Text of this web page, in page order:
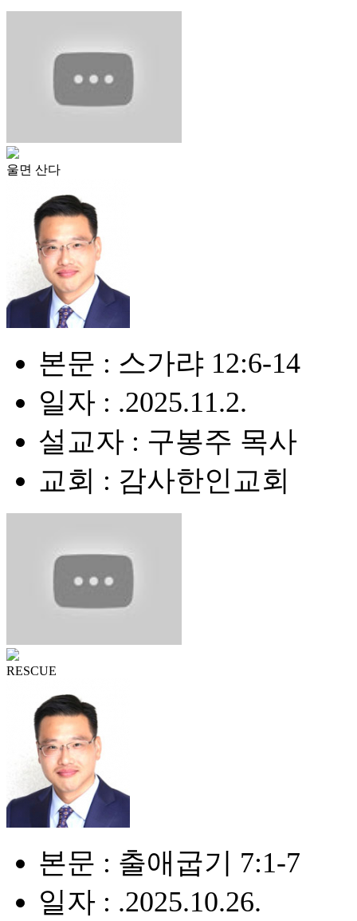
울면 산다
본문 : 스가랴 12:6-14
일자 : .2025.11.2.
설교자 : 구봉주 목사
교회 : 감사한인교회
RESCUE
본문 : 출애굽기 7:1-7
일자 : .2025.10.26.